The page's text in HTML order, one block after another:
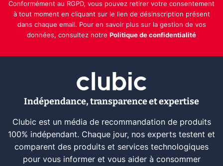
Conformément au RGPD, vous pouvez retirer votre consentement
à tout moment en cliquant sur le lien de désinscription présent
dans chaque email. Pour en savoir plus sur la gestion de vos
données, consultez notre Politique de confidentialité
Indépendance, transparence et expertise
Clubic est un média de recommandation de produits
100% indépendant. Chaque jour, nos experts testent et
comparent des produits et services technologiques
pour vous informer et vous aider à consommer